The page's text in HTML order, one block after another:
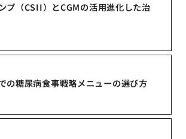
プ（CSII）とCGMの活用進化した治
の糖尿病食事戦略メニューの選び方